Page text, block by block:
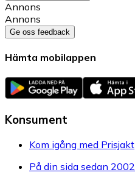
Annons
Annons
Ge oss feedback
Hämta mobilappen
Konsument
Kom igång med Prisjakt
På din sida sedan 2002